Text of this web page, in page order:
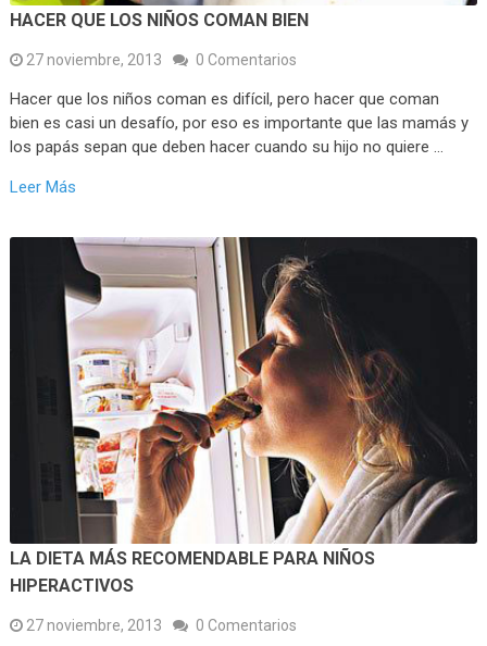
HACER QUE LOS NIÑOS COMAN BIEN
27 noviembre, 2013 0 Comentarios
Hacer que los niños coman es difícil, pero hacer que coman
bien es casi un desafío, por eso es importante que las mamás y
los papás sepan que deben hacer cuando su hijo no quiere …
Leer Más
LA DIETA MÁS RECOMENDABLE PARA NIÑOS
HIPERACTIVOS
27 noviembre, 2013 0 Comentarios